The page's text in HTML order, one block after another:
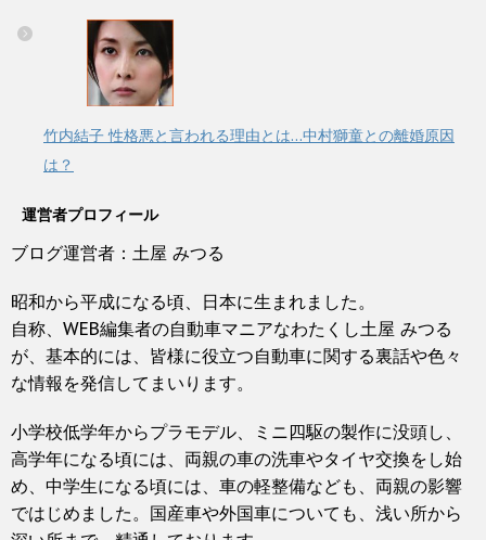
竹内結子 性格悪と言われる理由とは…中村獅童との離婚原因
は？
運営者プロフィール
ブログ運営者：土屋 みつる
昭和から平成になる頃、日本に生まれました。
自称、WEB編集者の自動車マニアなわたくし土屋 みつる
が、基本的には、皆様に役立つ自動車に関する裏話や色々
な情報を発信してまいります。
小学校低学年からプラモデル、ミニ四駆の製作に没頭し、
高学年になる頃には、両親の車の洗車やタイヤ交換をし始
め、中学生になる頃には、車の軽整備なども、両親の影響
ではじめました。国産車や外国車についても、浅い所から